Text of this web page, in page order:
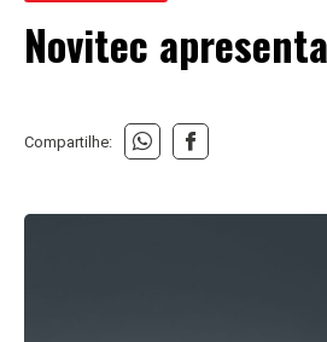
Novitec
Compartilhe: